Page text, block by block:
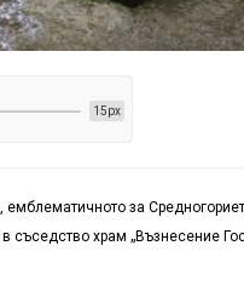
15px
за
съседство храм „Възнесение